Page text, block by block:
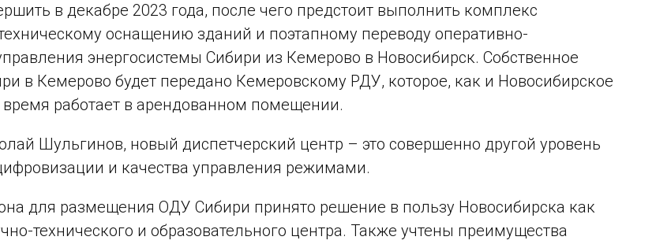
в декабре 2023 года, после чего предстоит выполнить комплекс
оснащению зданий и поэтапному переводу оперативно-
энергосистемы Сибири из Кемерово в Новосибирск. Собственное
в Кемерово будет передано Кемеровскому РДУ, которое, как и Новосибирское
работает в арендованном помещении.
Шульгинов, новый диспетчерский центр – это совершенно другой уровень
и качества управления режимами.
для размещения ОДУ Сибири принято решение в пользу Новосибирска как
технического и образовательного центра. Также учтены преимущества